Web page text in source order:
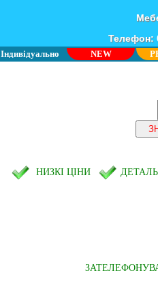
Телефон:
Індивідуально NEW
НИЗКІ ЦІНИ